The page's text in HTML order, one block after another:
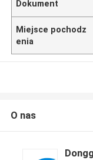
Dokument
Miejsce pochodz
enia
O nas